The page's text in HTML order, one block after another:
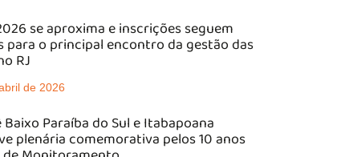
se aproxima e inscrições seguem
para o principal encontro da gestão das
RJ
de 2026
Paraíba do Sul e Itabapoana
plenária comemorativa pelos 10 anos